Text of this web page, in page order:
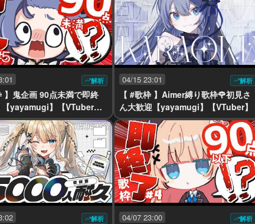
解析
】鬼企画 90点未満で即終
yayamugi】【VTuber】#
04/15 23:01 解析
【 #歌枠 】Aimer縛り歌枠🌹初見さ
ん大歓迎【yayamugi】【VTuber】
解析 04/07 23:00 解析